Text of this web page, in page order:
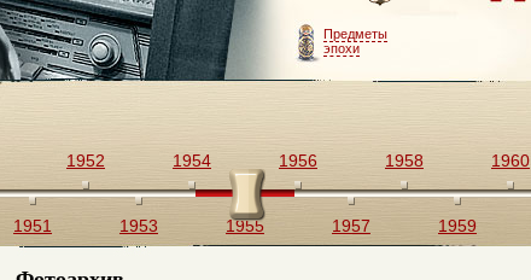
Предметы
эпохи
1951
1952
1953
1954
1955
1956
1957
1958
1959
1960